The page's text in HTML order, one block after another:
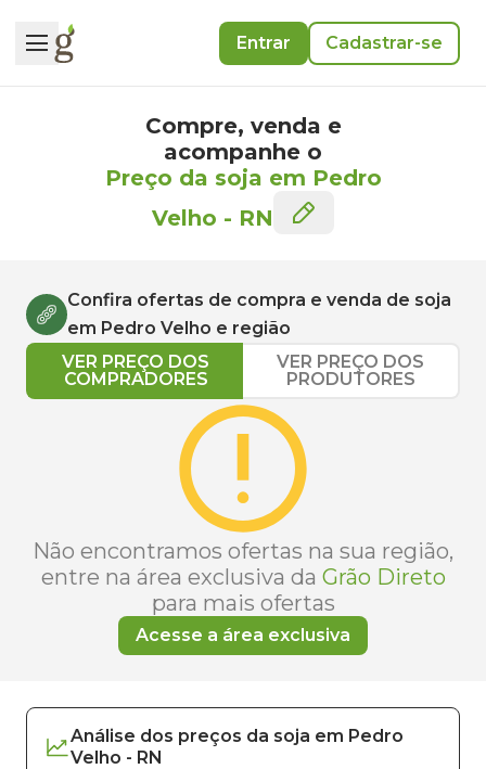
Entrar Cadastrar-se
Compre, venda e
acompanhe o
Preço da soja em Pedro
Velho - RN
Confira ofertas de compra e venda de soja
em Pedro Velho e região
VER PREÇO DOS
COMPRADORES
VER PREÇO DOS
PRODUTORES
Não encontramos ofertas na sua região,
entre na área exclusiva da Grão Direto
para mais ofertas
Acesse a área exclusiva
Análise dos preços da soja em Pedro
Velho - RN